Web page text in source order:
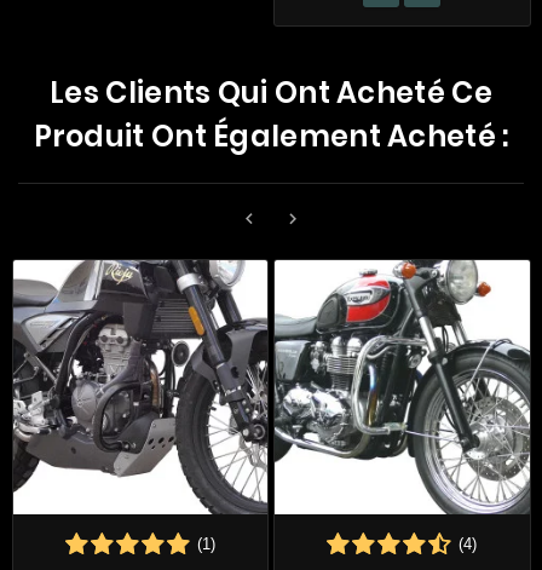
Les Clients Qui Ont Acheté Ce
Produit Ont Également Acheté :
 
(1) (4)